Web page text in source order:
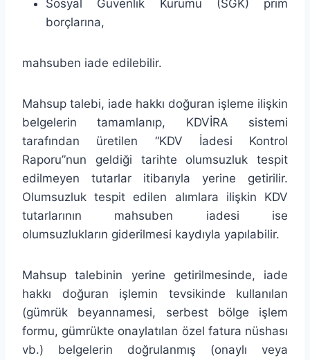
Sosyal Güvenlik Kurumu (SGK) prim
borçlarına,
mahsuben iade edilebilir.
Mahsup talebi, iade hakkı doğuran işleme ilişkin
belgelerin tamamlanıp, KDVİRA sistemi
tarafından üretilen “KDV İadesi Kontrol
Raporu”nun geldiği tarihte olumsuzluk tespit
edilmeyen tutarlar itibarıyla yerine getirilir.
Olumsuzluk tespit edilen alımlara ilişkin KDV
tutarlarının mahsuben iadesi ise
olumsuzlukların giderilmesi kaydıyla yapılabilir.
Mahsup talebinin yerine getirilmesinde, iade
hakkı doğuran işlemin tevsikinde kullanılan
(gümrük beyannamesi, serbest bölge işlem
formu, gümrükte onaylatılan özel fatura nüshası
vb.) belgelerin doğrulanmış (onaylı veya